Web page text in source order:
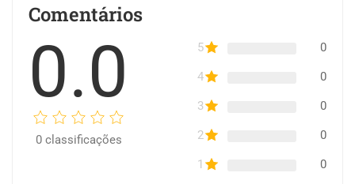
Comentários
0.0
0classificações
5 0
4 0
3 0
2 0
1 0